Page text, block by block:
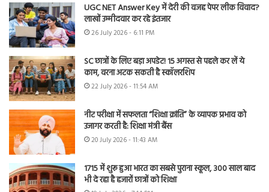
UGC NET Answer Key में देरी की वजह पेपर लीक विवाद?
लाखों उम्मीदवार कर रहे इंतजार
26 July 2026 - 6:11 PM
SC छात्रों के लिए बड़ा अपडेट! 15 अगस्त से पहले कर लें ये
काम, वरना अटक सकती है स्कॉलरशिप
22 July 2026 - 11:54 AM
नीट परीक्षा में सफलता “शिक्षा क्रांति” के व्यापक प्रभाव को
उजागर करती है: शिक्षा मंत्री बैंस
20 July 2026 - 11:43 AM
1715 में शुरू हुआ भारत का सबसे पुराना स्कूल, 300 साल बाद
भी दे रहा है हजारों छात्रों को शिक्षा